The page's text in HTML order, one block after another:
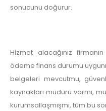
sonucunu doğurur.
Hizmet alacağınız
ödeme finans durumu
belgeleri mevcutmu,
kaynakları müdürü varmı,
kurumsallaşmışmı, tüm bu